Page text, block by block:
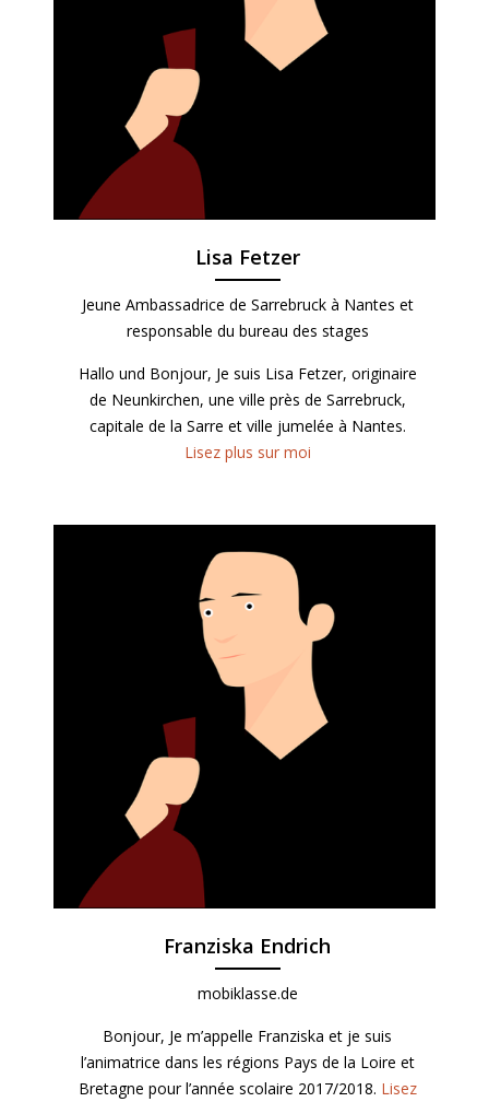
Lisa Fetzer
Jeune Ambassadrice de Sarrebruck à Nantes et
responsable du bureau des stages
Hallo und Bonjour, Je suis Lisa Fetzer, originaire
de Neunkirchen, une ville près de Sarrebruck,
capitale de la Sarre et ville jumelée à Nantes.
Lisez plus sur moi
Franziska Endrich
mobiklasse.de
Bonjour, Je m’appelle Franziska et je suis
l’animatrice dans les régions Pays de la Loire et
Bretagne pour l’année scolaire 2017/2018. Lisez